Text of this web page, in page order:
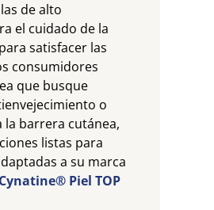
de alto
el cuidado de la
satisfacer las
consumidores
que busque
o
barrera cutánea,
listas para
a su marca
Cynatine® Piel TOP